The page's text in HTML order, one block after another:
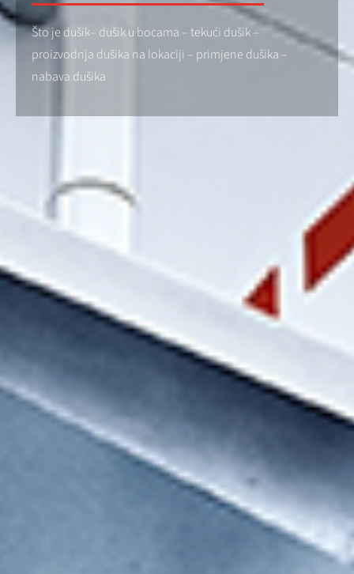
Što je dušik– dušik u bocama – tekući dušik –
proizvodnja dušika na lokaciji – primjene dušika –
nabava dušika